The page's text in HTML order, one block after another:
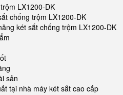
LX1200-DK
chống trộm LX1200-DK
két sắt chống trộm LX1200-DK
sản
tại nhà máy két sắt cao cấp